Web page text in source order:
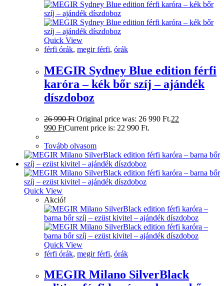
Quick View
férfi órák, megir férfi, órák
MEGIR Sydney Blue edition férfi
karóra – kék bőr szíj – ajándék
díszdoboz
26 990Ft Original price was: 26 990 Ft.22
990 FtCurrent price is: 22 990 Ft.
Tovább olvasom
Quick View
Akció!
Quick View
férfi órák, megir férfi, órák
MEGIR Milano SilverBlack